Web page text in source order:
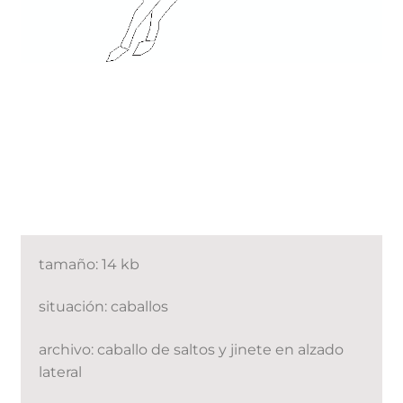
tamaño: 14 kb
situación: caballos
archivo: caballo de saltos y jinete en alzado
lateral